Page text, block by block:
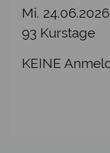
Mi.
93 Kurstage
KEINE